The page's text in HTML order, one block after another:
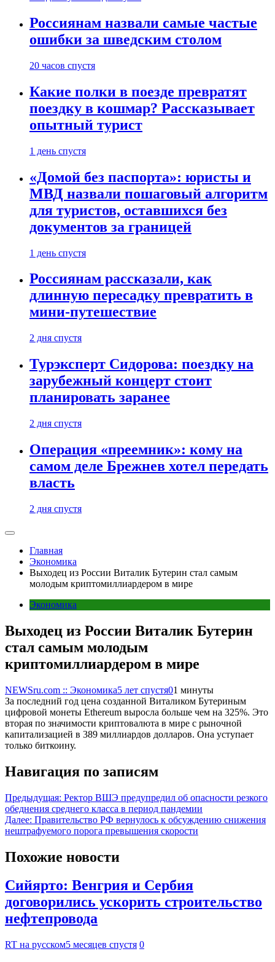
Россиянам назвали самые частые
ошибки за шведским столом
20 часов спустя
Какие полки в поезде превратят
поездку в кошмар? Рассказывает
опытный турист
1 день спустя
«Домой без паспорта»: юристы и
МВД назвали пошаговый алгоритм
для туристов, оставшихся без
документов за границей
1 день спустя
Россиянам рассказали, как
длинную пересадку превратить в
мини-путешествие
2 дня спустя
Турэксперт Сидорова: поездку на
зарубежный концерт стоит
планировать заранее
2 дня спустя
Операция «преемник»: кому на
самом деле Брежнев хотел передать
власть
2 дня спустя
Главная
Экономика
Выходец из России Виталик Бутерин стал самым
молодым криптомиллиардером в мире
Экономика
Выходец из России Виталик Бутерин
стал самым молодым
криптомиллиардером в мире
NEWSru.com :: Экономика5 лет спустя01 минуты
За последний год цена созданной Виталиком Бутериным
цифровой монеты Ethereum выросла больше чем на 325%. Это
вторая по значимости криптовалюта в мире с рыночной
капитализацией в 389 миллиардов долларов. Она уступает
только биткоину.
Навигация по записям
Предыдущая: Ректор ВШЭ предупредил об опасности резкого
обеднения среднего класса в период пандемии
Далее: Правительство РФ вернулось к обсуждению снижения
нештрафуемого порога превышения скорости
Похожие новости
Сийярто: Венгрия и Сербия
договорились ускорить строительство
нефтепровода
RT на русском5 месяцев спустя 0